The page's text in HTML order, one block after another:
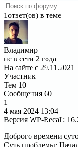
1ответ(ов) в теме
Владимир
не в сети 2 года
На сайте с 29.11.2021
Участник
Тем 10
Сообщения 60
1
4 мая 2024 13:04
Версия WP-Recall:
Доброго времени
Суть проблемы: